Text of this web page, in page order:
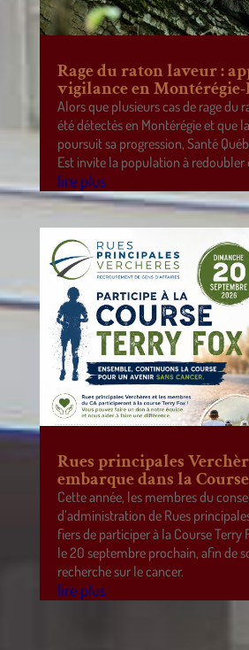
Rage du raton laveur :
vigilance en Montérégie-
Alors que plusieurs cas de rage du
été détectés en Montérégie et que
poursuit sa progression, Santé
Est invite la population à redoubler
lire plus
Rues principales
embarque dans la
Cette année, les membres du
d’administration de Rues
fiers de participer à la Course Terry
le 20 septembre prochain, afin de
recherche sur le cancer.
lire plus